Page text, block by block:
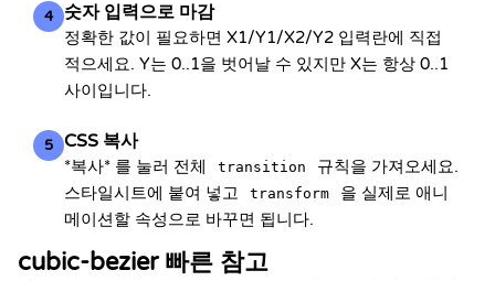
4 숫자 입력으로 마감
정확한 값이 필요하면 X1/Y1/X2/Y2 입력란에 직접
적으세요. Y는 0..1을 벗어날 수 있지만 X는 항상 0..1
사이입니다.
5 CSS 복사
*복사* 를 눌러 전체 transition
규칙을 가져오세요.
스타일시트에 붙여 넣고
transform
을 실제로 애니
메이션할 속성으로 바꾸면 됩니다.
cubic-bezier 빠른 참고